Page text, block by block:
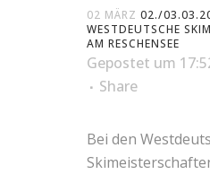
02 MÄRZ 02./
WESTDEUTSCHE
AM RESCHENSEE
Gepostet um
Share
Bei den